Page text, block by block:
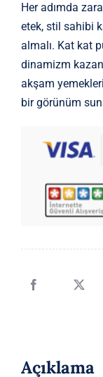
Siyah
Yüksek
Bel
Etek
adet
Her adımda
etek, stil sahibi
almalı. Kat kat
dinamizm
akşam
bir görünüm
Açıklama